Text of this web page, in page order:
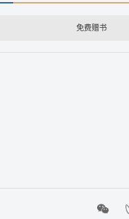
免费赠书